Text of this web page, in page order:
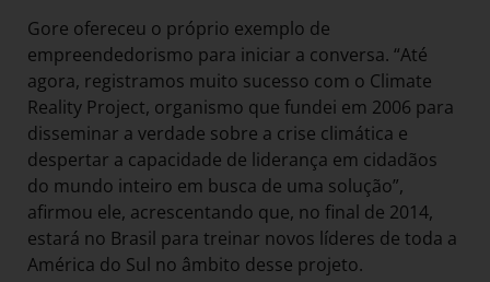
Gore ofereceu o próprio exemplo de
empreendedorismo para iniciar a conversa. “Até
agora, registramos muito sucesso com o Climate
Reality Project, organismo que fundei em 2006 para
disseminar a verdade sobre a crise climática e
despertar a capacidade de liderança em cidadãos
do mundo inteiro em busca de uma solução”,
afirmou ele, acrescentando que, no final de 2014,
estará no Brasil para treinar novos líderes de toda a
América do Sul no âmbito desse projeto.